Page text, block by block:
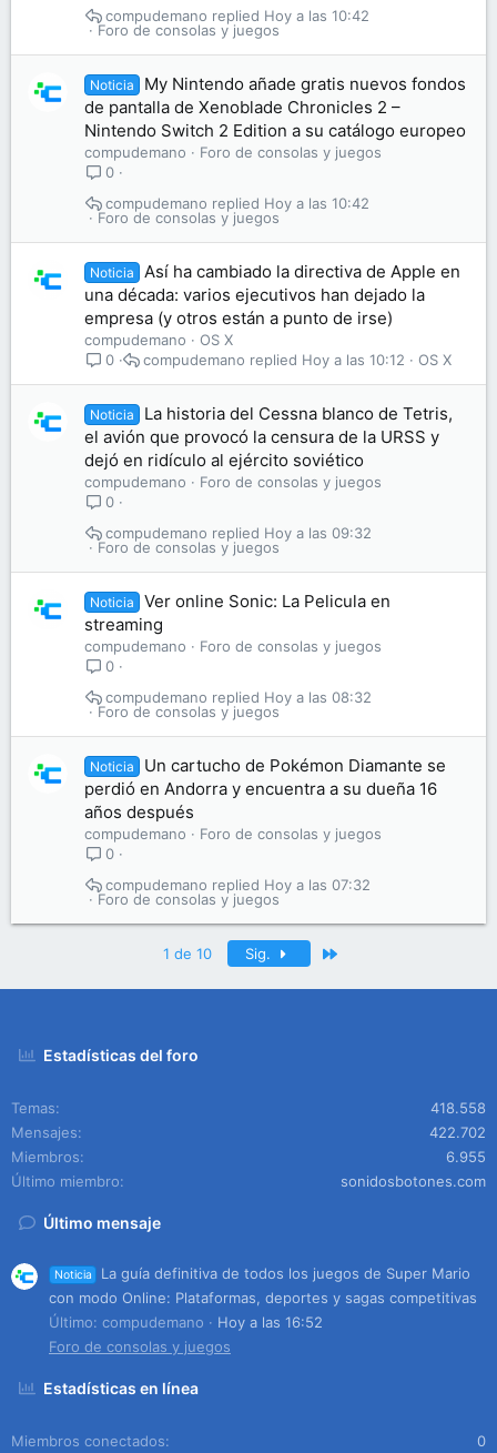
Foro de consolas y juegos
Hoy a las 10:42
compudemano
Noticia
My Nintendo añade gratis nuevos fondos
de pantalla de Xenoblade Chronicles 2 –
Nintendo Switch 2 Edition a su catálogo europeo
compudemano
Foro de consolas y juegos
0
Foro de consolas y juegos
Hoy a las 10:42
compudemano
Noticia
Así ha cambiado la directiva de Apple en
una década: varios ejecutivos han dejado la
empresa (y otros están a punto de irse)
compudemano
OS X
0
OS X
Hoy a las 10:12
compudemano
Noticia
La historia del Cessna blanco de Tetris,
el avión que provocó la censura de la URSS y
dejó en ridículo al ejército soviético
compudemano
Foro de consolas y juegos
0
Foro de consolas y juegos
Hoy a las 09:32
compudemano
Noticia
Ver online Sonic: La Pelicula en
streaming
compudemano
Foro de consolas y juegos
0
Foro de consolas y juegos
Hoy a las 08:32
compudemano
Noticia
Un cartucho de Pokémon Diamante se
perdió en Andorra y encuentra a su dueña 16
años después
compudemano
Foro de consolas y juegos
0
Foro de consolas y juegos
Hoy a las 07:32
compudemano
1 de 10 Sig.
Estadísticas del foro
Temas
418.558
Mensajes
422.702
Miembros
6.955
Último miembro
sonidosbotones.com
Último mensaje
Noticia
La guía definitiva de todos los juegos de Super Mario
con modo Online: Plataformas, deportes y sagas competitivas
Último: compudemano
Hoy a las 16:52
Foro de consolas y juegos
Estadísticas en línea
Miembros conectados 0